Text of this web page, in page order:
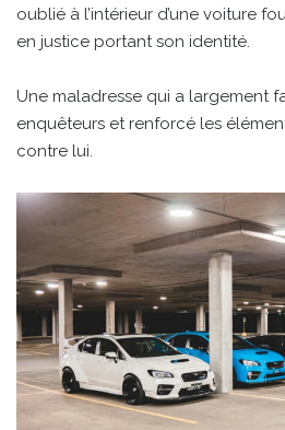
oublié à l’intérieur d’une voiture
en justice portant son identité.
Une maladresse qui a largement
enquêteurs et renforcé les
contre lui.